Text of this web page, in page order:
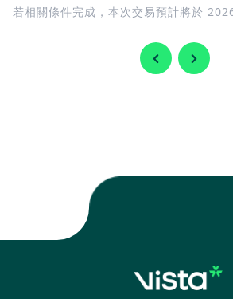
若相關條件完成，本次交易預計將於